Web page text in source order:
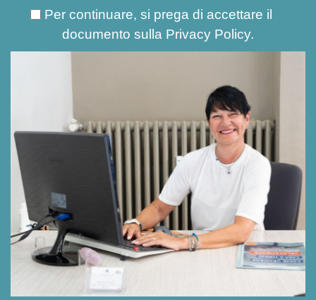
Per continuare, si prega di accettare il
documento sulla Privacy Policy.